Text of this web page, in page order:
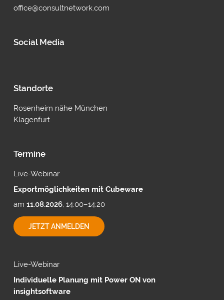
office@consultnetwork.com
Social Media
Standorte
Rosenheim nähe München
Klagenfurt
Termine
Live-Webinar
Exportmöglichkeiten mit Cubeware
am 11.08.2026, 14:00–14:20
JETZT ANMELDENEXPORTMÖGLICHKEITEN
MIT
Live-Webinar
Individuelle Planung mit Power ON von
insightsoftware